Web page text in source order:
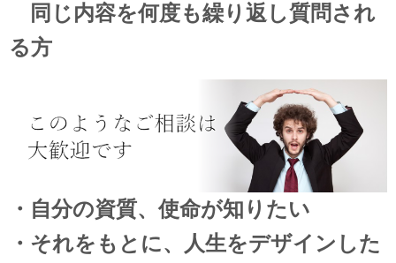
同じ内容を何度も繰り返し質問され
る方
・自分の資質、使命が知りたい
・それをもとに、人生をデザインした